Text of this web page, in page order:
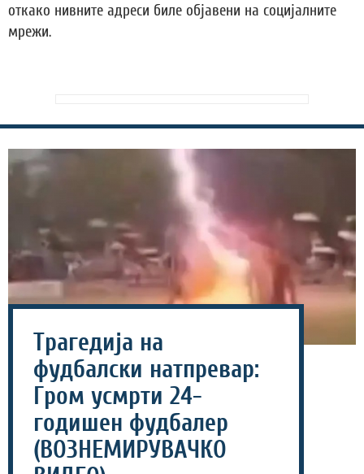
откако нивните адреси биле објавени на социјалните
мрежи.
Трагедија на
фудбалски натпревар:
Гром усмрти 24-
годишен фудбалер
(ВОЗНЕМИРУВАЧКО